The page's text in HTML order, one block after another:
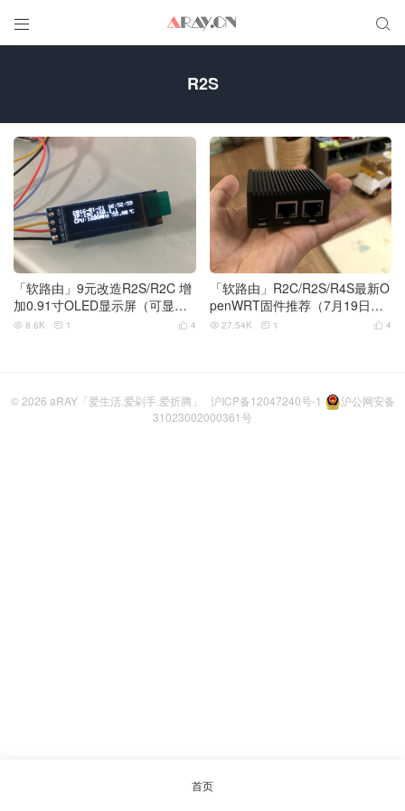
 
R2S
「软路由」9元改造R2S/R2C 增
加0.91寸OLED显示屏（可显示
时间/后台IP地址/CPU频率/温度/
 4
 8.6K  1
「软路由」R2C/R2S/R4S最新O
penWRT固件推荐（7月19日更
新）
 4
 27.54K  1
© 2026 aRAY「爱生活.爱剁手.爱折腾」 沪ICP备12047240号-1
沪公网安备
31023002000361号
首页